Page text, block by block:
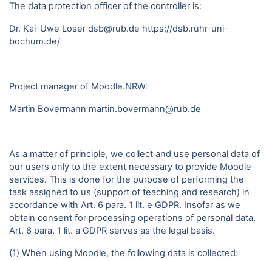
The data protection officer of the controller is:
Dr. Kai-Uwe Loser dsb@rub.de https://dsb.ruhr-uni-
bochum.de/
Project manager of Moodle.NRW:
Martin Bovermann martin.bovermann@rub.de
As a matter of principle, we collect and use personal data of
our users only to the extent necessary to provide Moodle
services. This is done for the purpose of performing the
task assigned to us (support of teaching and research) in
accordance with Art. 6 para. 1 lit. e GDPR. Insofar as we
obtain consent for processing operations of personal data,
Art. 6 para. 1 lit. a GDPR serves as the legal basis.
(1) When using Moodle, the following data is collected: